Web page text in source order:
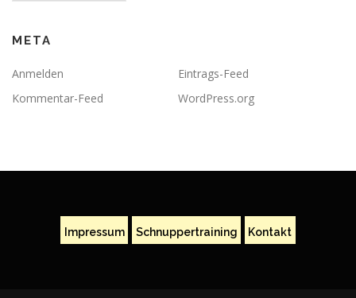
META
Anmelden
Eintrags-Feed
Kommentar-Feed
WordPress.org
Impressum Schnuppertraining Kontakt